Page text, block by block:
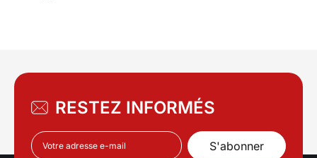
RESTEZ INFORMÉS